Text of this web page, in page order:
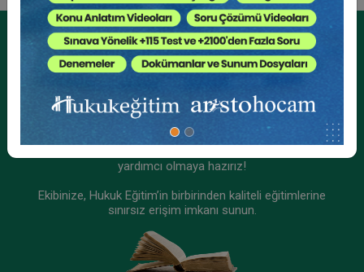
Tüketici Hukuku Enstitüsü
IV. Ticaret Hukuku Kongresi - Tüm Oturumlar (12
Kurumsal Üyelikler İçin
Kurumsal Teklif Alın
yardımcı olmaya hazırız!
Ekibinize, Hukuk Eğitim’in birbirinden kaliteli eğitimlerine
sınırsız erişim imkanı sunun.